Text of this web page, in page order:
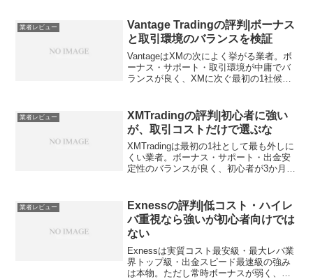
有力候補です。
業者レビュー
Vantage Tradingの評判|ボーナス
と取引環境のバランスを検証
VantageはXMの次によく挙がる業者。ボ
ーナス・サポート・取引環境が中庸でバ
ランスが良く、XMに次ぐ最初の1社候補
業者レビュー
XMTradingの評判|初心者に強い
が、取引コストだけで選ぶな
XMTradingは最初の1社として最も外しに
くい業者。ボーナス・サポート・出金安
定性のバランスが良く、初心者が3か月で
視派にとっては選択肢から外れます。
業者レビュー
Exnessの評判|低コスト・ハイレ
バ重視なら強いが初心者向けでは
ない
Exnessは実質コスト最安級・最大レバ業
界トップ級・出金スピード最速級の強み
は本物。ただし常時ボーナスが弱く、サ